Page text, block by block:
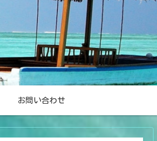
お問い合わせ